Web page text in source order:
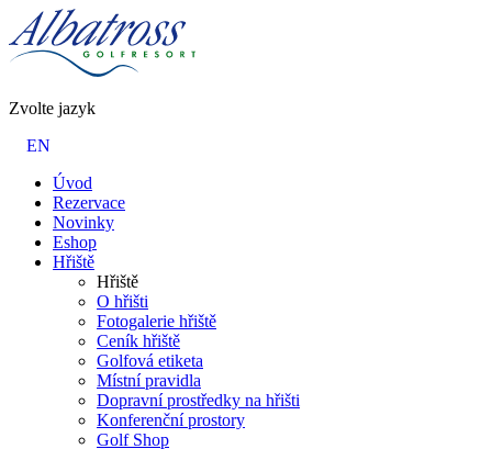
Zvolte jazyk
EN
Úvod
Rezervace
Novinky
Eshop
Hřiště
Hřiště
O hřišti
Fotogalerie hřiště
Ceník hřiště
Golfová etiketa
Místní pravidla
Dopravní prostředky na hřišti
Konferenční prostory
Golf Shop